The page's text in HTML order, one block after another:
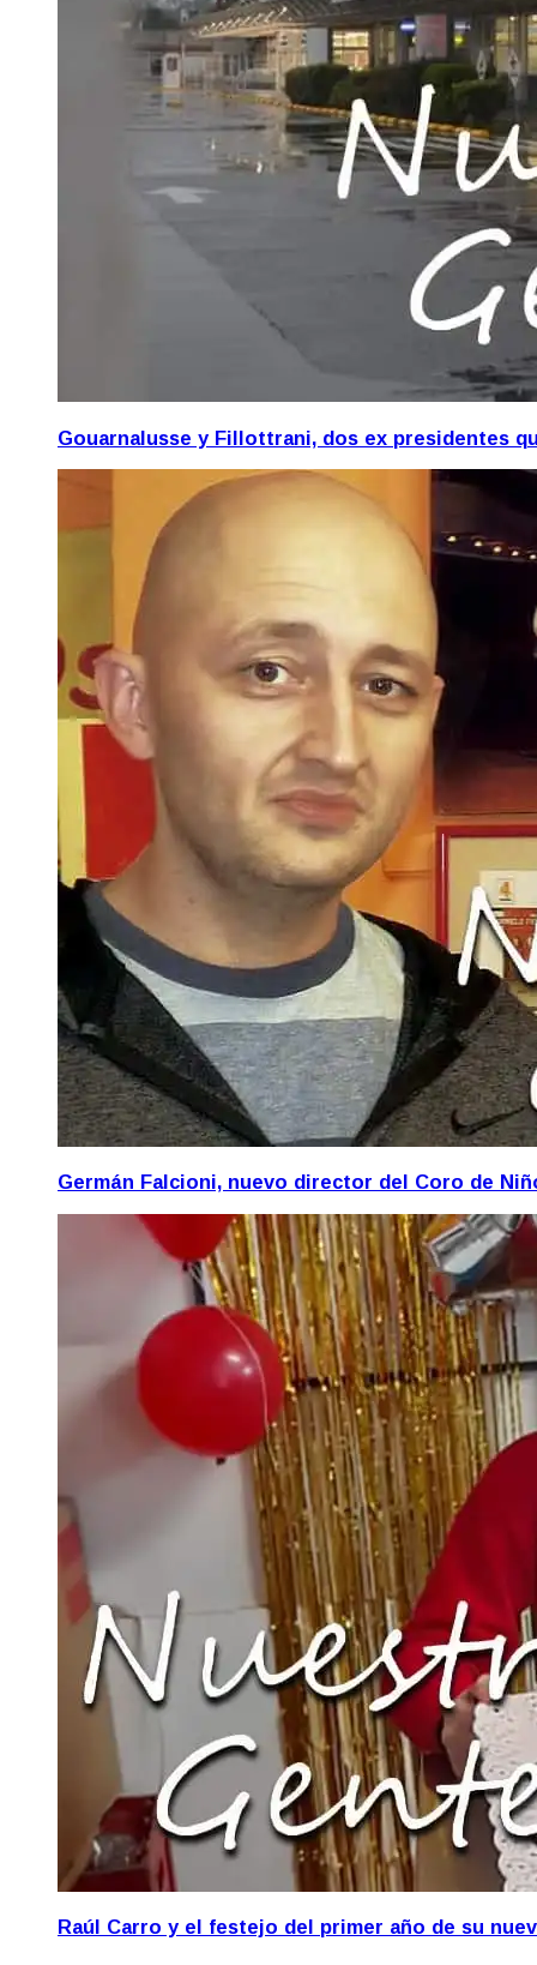
Gouarnalusse y Fillottrani, dos ex presidentes
Germán Falcioni, nuevo director del Coro de
Raúl Carro y el festejo del primer año de su